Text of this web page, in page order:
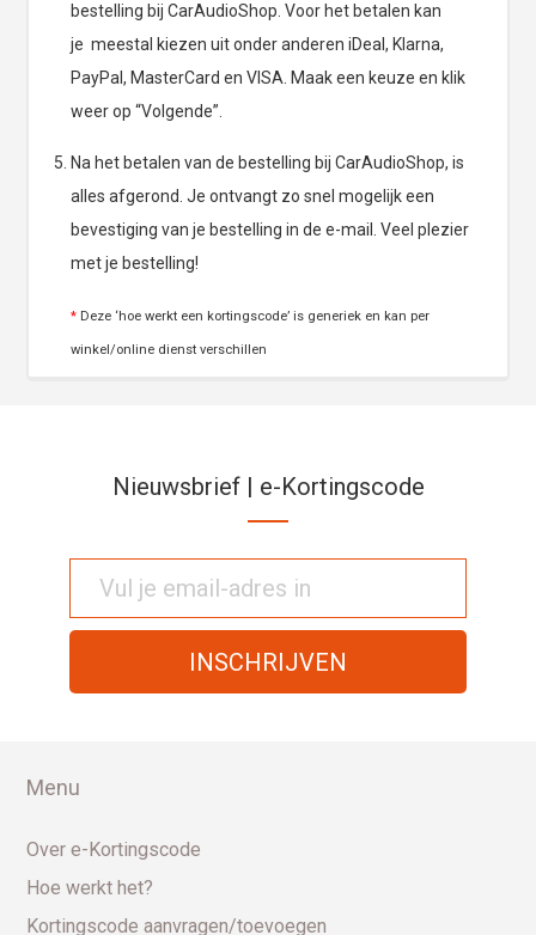
bestelling bij CarAudioShop. Voor het betalen kan
je meestal kiezen uit onder anderen iDeal, Klarna,
PayPal, MasterCard en VISA. Maak een keuze en klik
weer op “Volgende”.
Na het betalen van de bestelling bij CarAudioShop, is
alles afgerond. Je ontvangt zo snel mogelijk een
bevestiging van je bestelling in de e-mail. Veel plezier
met je bestelling!
* Deze ‘hoe werkt een kortingscode’ is generiek en kan per
winkel/online dienst verschillen
Nieuwsbrief | e-Kortingscode
Menu
Over e-Kortingscode
Hoe werkt het?
Kortingscode aanvragen/toevoegen